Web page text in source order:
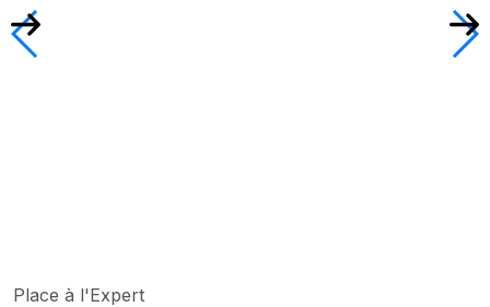
Place à l'Expert